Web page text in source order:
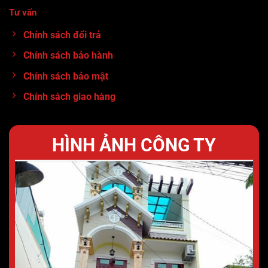
Tư vấn
Chính sách đổi trả
Chính sách bảo hành
Chính sách bảo mật
Chính sách giao hàng
HÌNH ẢNH CÔNG TY